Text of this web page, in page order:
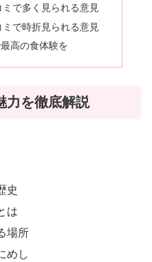
で多く見られる意見
で時折見られる意見
高の食体験を
力を徹底解説
史
は
場所
めし